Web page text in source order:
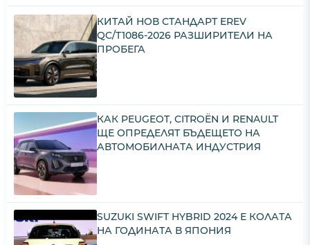
КИТАЙ НОВ СТАНДАРТ EREV
QC/T1086-2026 РАЗШИРИТЕЛИ НА
ПРОБЕГА
КАК PEUGEOT, CITROËN И RENAULT
ЩЕ ОПРЕДЕЛЯТ БЪДЕЩЕТО НА
АВТОМОБИЛНАТА ИНДУСТРИЯ
SUZUKI SWIFT HYBRID 2024 Е КОЛАТА
НА ГОДИНАТА В ЯПОНИЯ